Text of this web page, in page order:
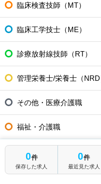
0件
保存した求人
0件
最近見た求人
臨床検査技師（MT）
臨床工学技士（ME）
診療放射線技師（RT）
管理栄養士/栄養士（NRD
その他・医療介護職
福祉・介護職
ご入職後のアフターフォロ
無料転職サポートに申し込